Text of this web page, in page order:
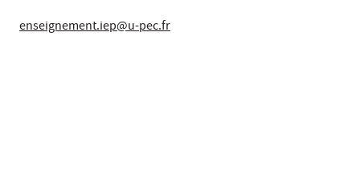
enseignement.iep@u-pec.fr